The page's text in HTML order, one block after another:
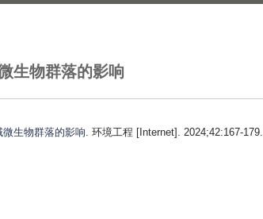
内
分
生物群落的影响
生物群落的影响. 环境工程 [Internet]. 2024;42:167-179.